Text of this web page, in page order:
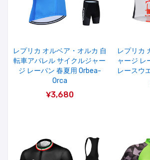
レプリカ オルベア・オルカ 自
転車アパレル サイクルジャー
ジ レーパン 春夏用 Orbea-
Orca
¥3,680
レプリカ
ャージ レ
レースウ